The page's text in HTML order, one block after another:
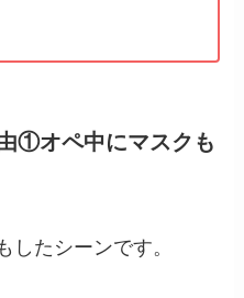
①オペ中にマスクも
したシーンです。